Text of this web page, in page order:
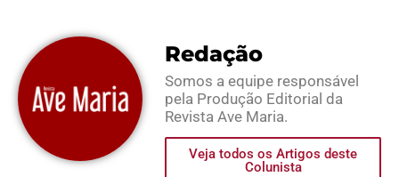
Redação
Somos a equipe responsável
pela Produção Editorial da
Revista Ave Maria.
Veja todos os Artigos deste
Colunista